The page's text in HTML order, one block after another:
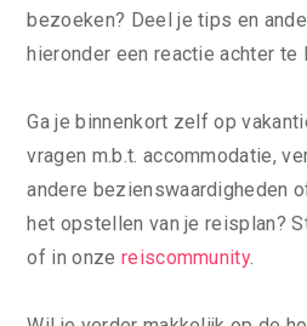
bezoeken? Deel je tips en
hieronder een reactie achter te
Ga je binnenkort zelf op
vragen m.b.t. accommodatie,
andere bezienswaardigheden
het opstellen van je reisplan?
of in onze reiscommunity.